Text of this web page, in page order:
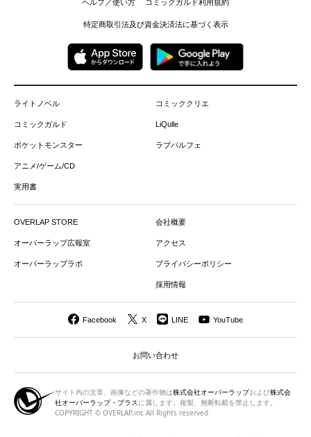
ヘルプ／使い方 コミックガルド利用規約
特定商取引法及び資金決済法に基づく表示
ライトノベル
コミックガルド
ポケットモンスター
アニメ/ゲーム/CD
実用書
コミッククリエ
LiQulle
ラブパルフェ
OVERLAP STORE
オーバーラップ広報室
オーバーラップラボ
会社概要
アクセス
プライバシーポリシー
採用情報
Facebook X LINE YouTube
お問い合わせ
サイト内の文章、画像などの著作物は株式会社オーバーラップおよび株式会
社オーバーラップ・プラス に属します。複製、無断転載を禁止します。
COPYRIGHT © OVERLAP,inc All Rights reserved